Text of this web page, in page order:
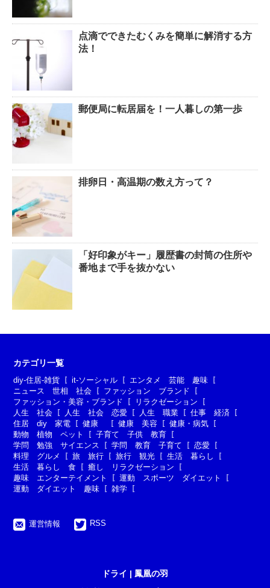
点滴でできたむくみを簡単に解消する方
法！
郵便局に転居届を！一人暮しの第一歩
排卵日・高温期の数え方って？
「好印象がキー」履歴書の封筒の住所や
番地まで手を抜かない
カテゴリ一覧
diy-住居-雑貨 it-ソーシャル
エンタメ 芸能 趣味
ニュース 世相 社会
ファッション ブランド
ファッション・美容・ブランド
リラクゼーション
人生 社会
人生 社会 恋愛 人生 職業
仕事 経済
住居 diy 家電
健康 健康 美容
健康・病気
動物 植物 ペット
子育て 子供 教育
学問 勉強 サイエンス
学問 教育 子育て
恋愛
料理 グルメ
旅 旅行 旅行 観光
生活 暮らし
生活 暮らし 食
癒し リラクゼーション
趣味 エンターテイメント
運動 スポーツ ダイエット
運動 ダイエット 趣味
雑学
運営情報 RSS
ドライ | 鳳凰の羽